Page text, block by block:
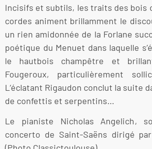
Incisifs et subtils, les traits des bois
cordes animent brillamment le
un rien amidonnée de la Forlane
poétique du Menuet dans laquelle
le hautbois champêtre et
Fougeroux, particulièrement
L’éclatant Rigaudon conclut la suite
de confettis et serpentins…
Le pianiste Nicholas Angelich,
concerto de Saint-Saëns dirigé